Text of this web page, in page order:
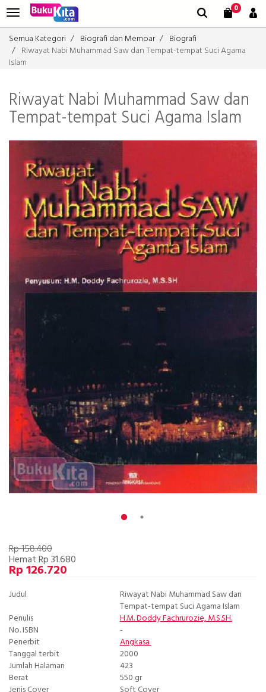
0
Semua Kategori Biografi dan Memoar
Biografi
Riwayat Nabi Muhammad Saw dan Tempat-tempat Suci Agama
Islam
Riwayat Nabi Muhammad Saw dan
Tempat-tempat Suci Agama Islam
Rp 158.400
Hemat Rp 31.680
Rp 126.720
Judul
Riwayat Nabi Muhammad Saw dan
Tempat-tempat Suci Agama Islam
Penulis
H.M. Doddy Fachrurozie, M.S.SH.
No. ISBN
-
Penerbit
Angkasa
Tanggal terbit
2000
Jumlah Halaman
423
Berat
550 gr